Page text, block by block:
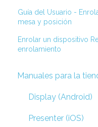
Guía del Usuario -
mesa y posición
Enrolar un dispositivo
enrolamiento
Manuales para la
Display (Android)
Presenter (iOS)